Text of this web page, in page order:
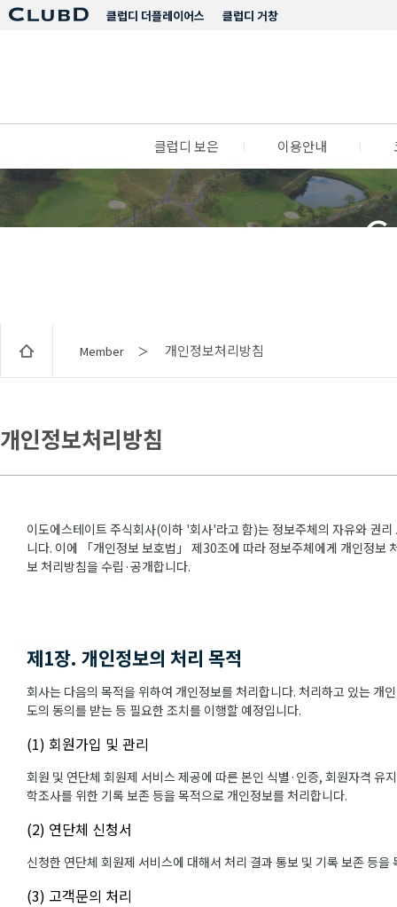
클럽디 거창
클럽디 더플레이어스
클럽디 보은 이용안내
Member ＞ 개인정보처리방침
개인정보처리방침
이도에스테이트 주식회사(이하 '회사'라고 함)는 정보주체의 자유와 권
니다. 이에 「개인정보 보호법」 제30조에 따라 정보주체에게 개인정보
보 처리방침을 수립·공개합니다.
제1장. 개인정보의 처리 목적
회사는 다음의 목적을 위하여 개인정보를 처리합니다. 처리하고 있는
도의 동의를 받는 등 필요한 조치를 이행할 예정입니다.
(1) 회원가입 및 관리
회원 및 연단체 회원제 서비스 제공에 따른 본인 식별·인증, 회원자격
학조사를 위한 기록 보존 등을 목적으로 개인정보를 처리합니다.
(2) 연단체 신청서
신청한 연단체 회원제 서비스에 대해서 처리 결과 통보 및 기록 보존 등
(3) 고객문의 처리